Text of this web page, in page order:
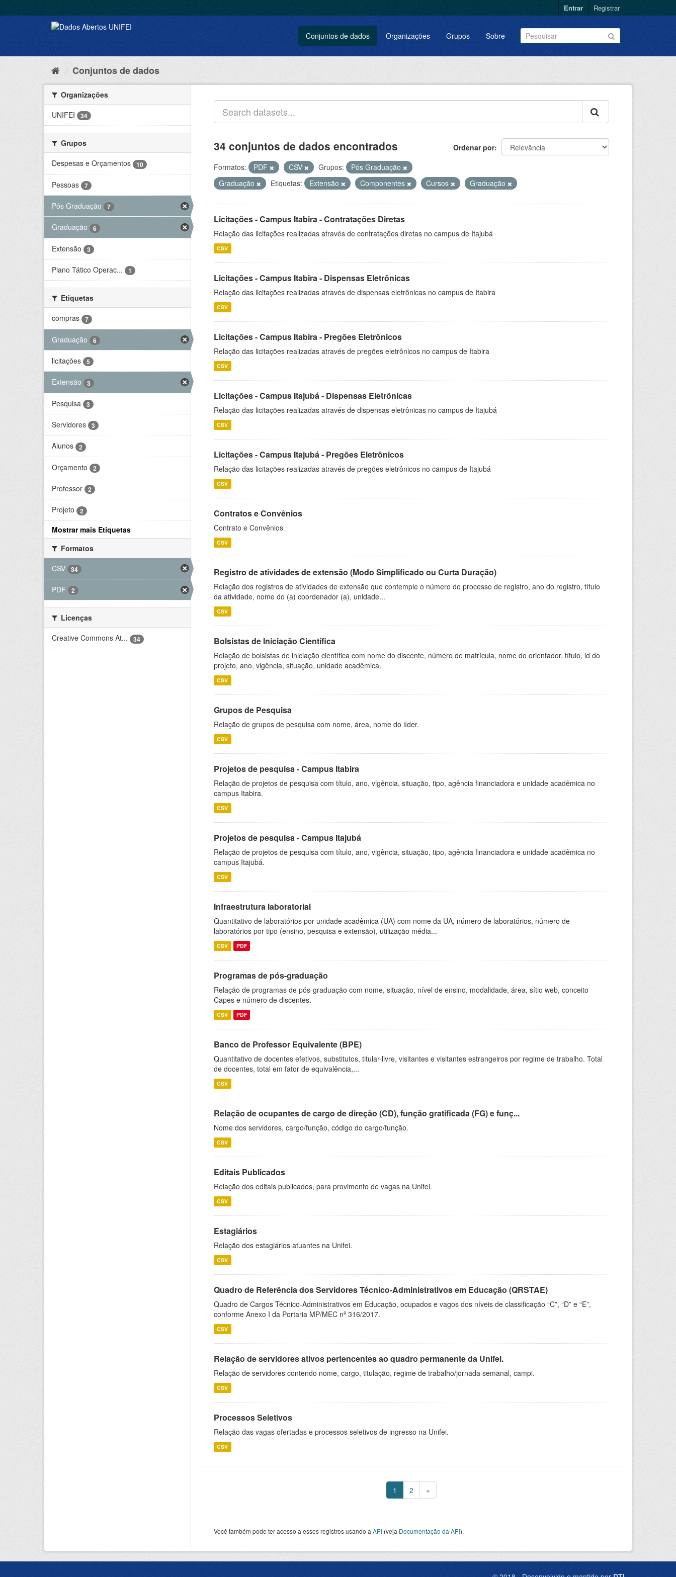
Entrar Registrar
Conjuntos de dados Organizações Grupos Sobre
Conjuntos de dados
Organizações
UNIFEI
34
Grupos
Despesas e Orçamentos
10
Pessoas 7
Pós Graduação 7
Graduação 6
Extensão 3
Plano Tático Operac... 1
Etiquetas
compras
7
Graduação 6
licitações 5
Extensão 3
Pesquisa 3
Servidores 3
Alunos 2
Orçamento 2
Professor 2
Projeto 2
Mostrar mais Etiquetas
Formatos
CSV
34
PDF 2
Licenças
Creative Commons At...
34
Ordenar por
34 conjuntos de dados encontrados
Formatos: PDF CSV Grupos:
Pós Graduação
Graduação
Etiquetas: Extensão Componentes Cursos Graduação
Licitações - Campus Itabira - Contratações Diretas
Relação das licitações realizadas através de contratações diretas no campus de Itajubá
CSV
Licitações - Campus Itabira - Dispensas Eletrônicas
Relação das licitações realizadas através de dispensas eletrônicas no campus de Itabira
CSV
Licitações - Campus Itabira - Pregões Eletrônicos
Relação das licitações realizadas através de pregões eletrônicos no campus de Itabira
CSV
Licitações - Campus Itajubá - Dispensas Eletrônicas
Relação das licitações realizadas através de dispensas eletrônicas no campus de Itajubá
CSV
Licitações - Campus Itajubá - Pregões Eletrônicos
Relação das licitações realizadas através de pregões eletrônicos no campus de Itajubá
CSV
Contratos e Convênios
Contrato e Convênios
CSV
Registro de atividades de extensão (Modo Simplificado ou Curta Duração)
Relação dos registros de atividades de extensão que contemple o número do processo de registro, ano do registro, título
da atividade, nome do (a) coordenador (a), unidade...
CSV
Bolsistas de Iniciação Científica
Relação de bolsistas de iniciação científica com nome do discente, número de matrícula, nome do orientador, título, id do
projeto, ano, vigência, situação, unidade acadêmica.
CSV
Grupos de Pesquisa
Relação de grupos de pesquisa com nome, área, nome do líder.
CSV
Projetos de pesquisa - Campus Itabira
Relação de projetos de pesquisa com título, ano, vigência, situação, tipo, agência financiadora e unidade acadêmica no
campus Itabira.
CSV
Projetos de pesquisa - Campus Itajubá
Relação de projetos de pesquisa com título, ano, vigência, situação, tipo, agência financiadora e unidade acadêmica no
campus Itajubá.
CSV
Infraestrutura laboratorial
Quantitativo de laboratórios por unidade acadêmica (UA) com nome da UA, número de laboratórios, número de
laboratórios por tipo (ensino, pesquisa e extensão), utilização média...
CSV PDF
Programas de pós-graduação
Relação de programas de pós-graduação com nome, situação, nível de ensino, modalidade, área, sítio web, conceito
Capes e número de discentes.
CSV PDF
Banco de Professor Equivalente (BPE)
Quantitativo de docentes efetivos, substitutos, titular-livre, visitantes e visitantes estrangeiros por regime de trabalho. Total
de docentes, total em fator de equivalência,...
CSV
Relação de ocupantes de cargo de direção (CD), função gratificada (FG) e funç...
Nome dos servidores, cargo/função, código do cargo/função.
CSV
Editais Publicados
Relação dos editais publicados, para provimento de vagas na Unifei.
CSV
Estagiários
Relação dos estagiários atuantes na Unifei.
CSV
Quadro de Referência dos Servidores Técnico-Administrativos em Educação (QRSTAE)
Quadro de Cargos Técnico-Administrativos em Educação, ocupados e vagos dos níveis de classificação “C”, “D” e “E”,
conforme Anexo I da Portaria MP/MEC nº 316/2017.
CSV
Relação de servidores ativos pertencentes ao quadro permanente da Unifei.
Relação de servidores contendo nome, cargo, titulação, regime de trabalho/jornada semanal, campi.
CSV
Processos Seletivos
Relação das vagas ofertadas e processos seletivos de ingresso na Unifei.
CSV
1 2 »
Você também pode ter acesso a esses registros usando a API (veja Documentação da API).